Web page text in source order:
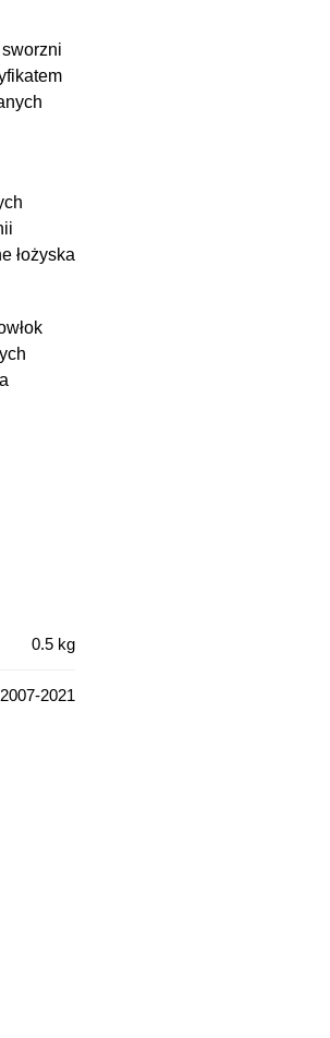
łożyska
0.5 kg
2007-2021